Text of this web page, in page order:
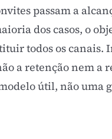
passam a
dos casos, o
todos os
a retenção nem a
útil, não uma